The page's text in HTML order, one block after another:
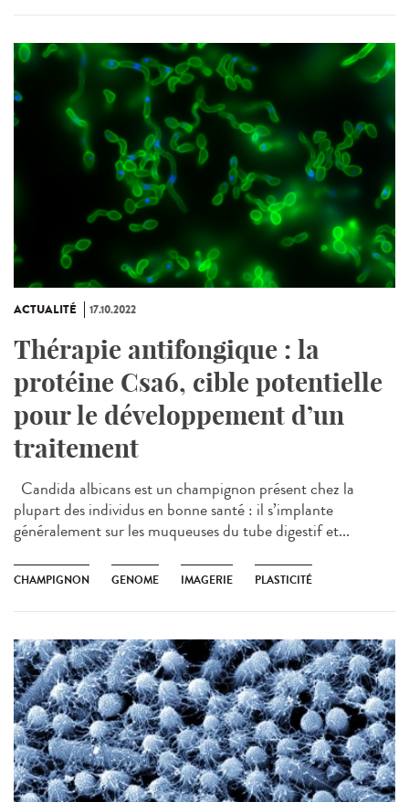
ACTUALITÉ 17.10.2022
Thérapie antifongique : la
protéine Csa6, cible potentielle
pour le développement d’un
traitement
Candida albicans est un champignon présent chez la
plupart des individus en bonne santé : il s’implante
généralement sur les muqueuses du tube digestif et...
CHAMPIGNON GENOME IMAGERIE PLASTICITÉ